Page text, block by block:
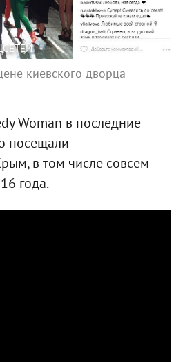
киевского дворца
Woman в последние
посещали
в том числе совсем
года.